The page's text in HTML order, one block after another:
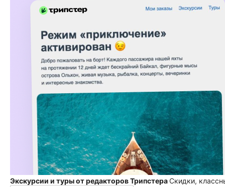
Экскурсии и туры от редакторов ТрипстераСкидки,